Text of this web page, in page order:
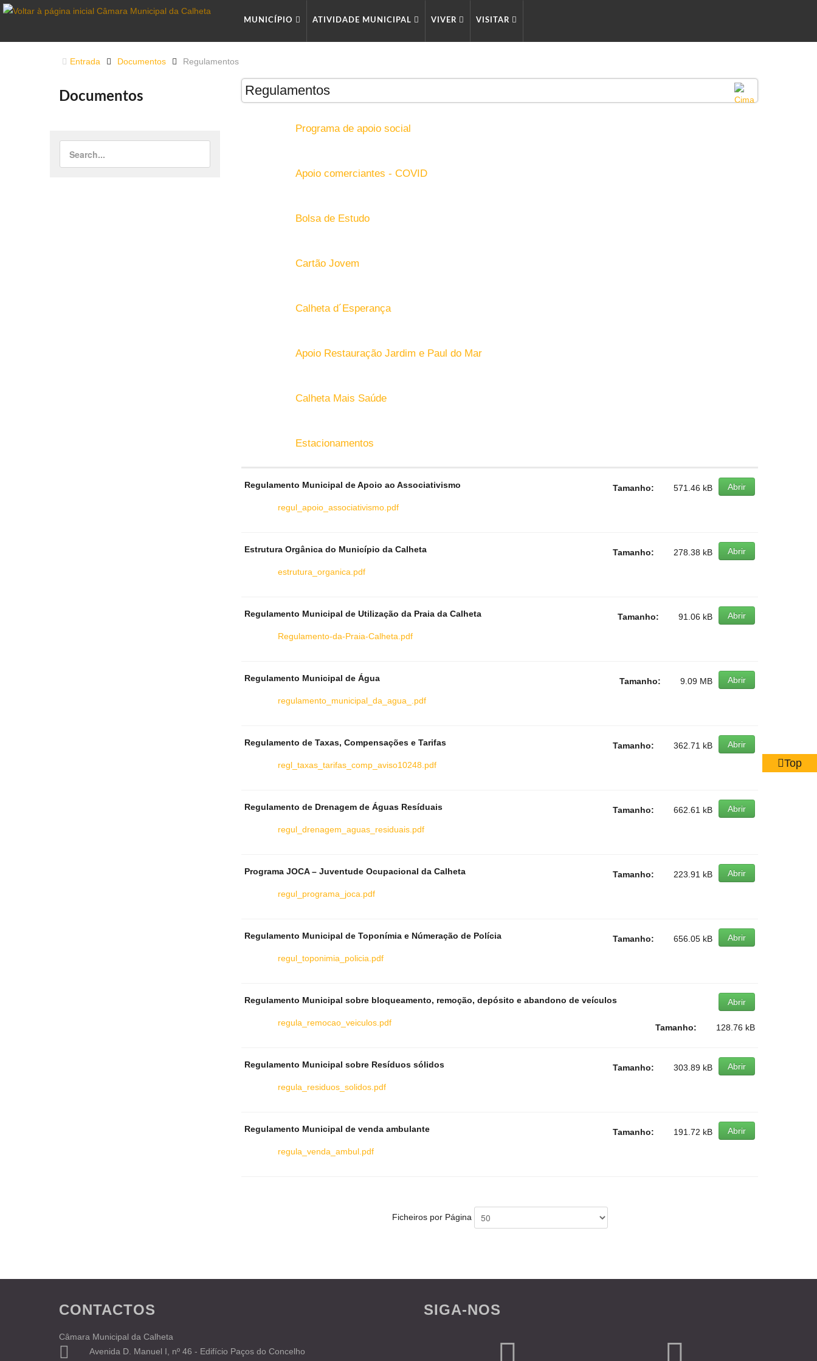
MUNICÍPIO ATIVIDADE MUNICIPAL VIVER VISITAR
Entrada Documentos Regulamentos
Regulamentos
Programa de apoio social
Apoio comerciantes - COVID
Bolsa de Estudo
Cartão Jovem
Calheta d´Esperança
Apoio Restauração Jardim e Paul do Mar
Calheta Mais Saúde
Estacionamentos
Regulamento Municipal de Apoio ao Associativismo
regul_apoio_associativismo.pdf
Abrir
Tamanho: 571.46 kB
Estrutura Orgânica do Município da Calheta
estrutura_organica.pdf
Abrir
Tamanho: 278.38 kB
Regulamento Municipal de Utilização da Praia da Calheta
Regulamento-da-Praia-Calheta.pdf
Abrir
Tamanho: 91.06 kB
Regulamento Municipal de Água
regulamento_municipal_da_agua_.pdf
Abrir
Tamanho: 9.09 MB
Regulamento de Taxas, Compensações e Tarifas
regl_taxas_tarifas_comp_aviso10248.pdf
Abrir
Tamanho: 362.71 kB
Regulamento de Drenagem de Águas Resíduais
regul_drenagem_aguas_residuais.pdf
Abrir
Tamanho: 662.61 kB
Programa JOCA – Juventude Ocupacional da Calheta
regul_programa_joca.pdf
Abrir
Tamanho: 223.91 kB
Regulamento Municipal de Toponímia e Númeração de Polícia
regul_toponimia_policia.pdf
Abrir
Tamanho: 656.05 kB
Regulamento Municipal sobre bloqueamento, remoção, depósito e abandono de veículos
regula_remocao_veiculos.pdf
Abrir
Tamanho: 128.76 kB
Regulamento Municipal sobre Resíduos sólidos
regula_residuos_solidos.pdf
Abrir
Tamanho: 303.89 kB
Regulamento Municipal de venda ambulante
regula_venda_ambul.pdf
Abrir
Tamanho: 191.72 kB
Ficheiros por Página
Documentos
CONTACTOS
Câmara Municipal da Calheta
Avenida D. Manuel I, nº 46 - Edifício Paços do Concelho
SIGA-NOS
Top